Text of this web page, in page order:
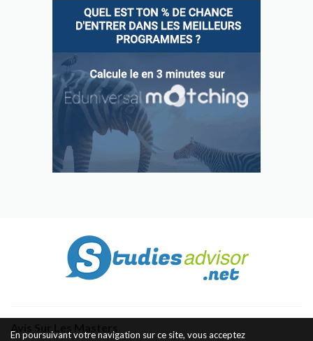
En poursuivant votre navigation sur ce site, vous acceptez